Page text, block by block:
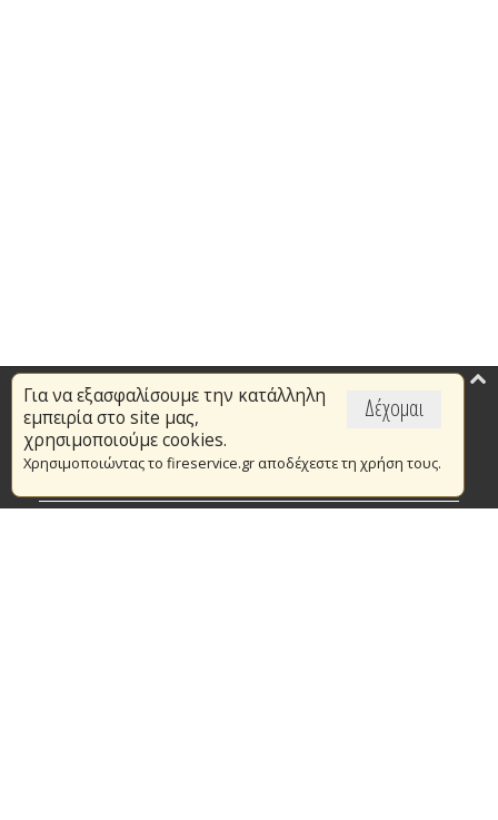
Δέχομαι
Για να εξασφαλίσουμε την κατάλληλη
εμπειρία στο site μας,
χρησιμοποιούμε cookies.
Χρησιμοποιώντας το fireservice.gr αποδέχεστε τη χρήση τους.
Επικαιρότητα
Το Πυροσβεστικό Σώμα